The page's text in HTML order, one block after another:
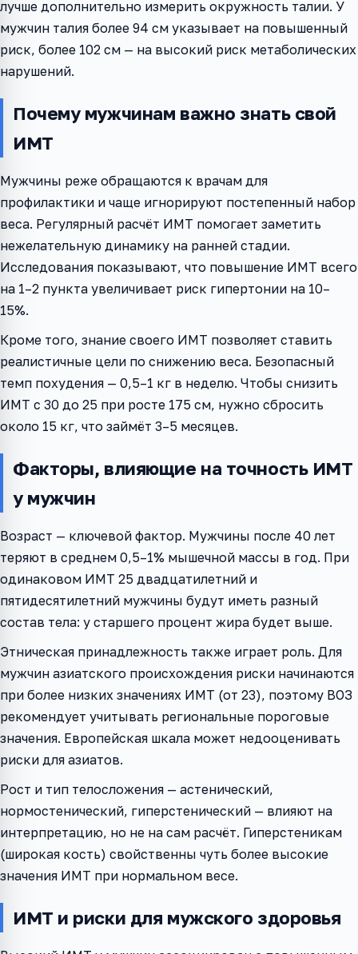
лучше дополнительно измерить окружность талии. У
мужчин талия более 94 см указывает на повышенный
риск, более 102 см — на высокий риск метаболических
нарушений.
Почему мужчинам важно знать свой
ИМТ
Мужчины реже обращаются к врачам для
профилактики и чаще игнорируют постепенный набор
веса. Регулярный расчёт ИМТ помогает заметить
нежелательную динамику на ранней стадии.
Исследования показывают, что повышение ИМТ всего
на 1–2 пункта увеличивает риск гипертонии на 10–
15%.
Кроме того, знание своего ИМТ позволяет ставить
реалистичные цели по снижению веса. Безопасный
темп похудения — 0,5–1 кг в неделю. Чтобы снизить
ИМТ с 30 до 25 при росте 175 см, нужно сбросить
около 15 кг, что займёт 3–5 месяцев.
Факторы, влияющие на точность ИМТ
у мужчин
Возраст — ключевой фактор. Мужчины после 40 лет
теряют в среднем 0,5–1% мышечной массы в год. При
одинаковом ИМТ 25 двадцатилетний и
пятидесятилетний мужчины будут иметь разный
состав тела: у старшего процент жира будет выше.
Этническая принадлежность также играет роль. Для
мужчин азиатского происхождения риски начинаются
при более низких значениях ИМТ (от 23), поэтому ВОЗ
рекомендует учитывать региональные пороговые
значения. Европейская шкала может недооценивать
риски для азиатов.
Рост и тип телосложения — астенический,
нормостенический, гиперстенический — влияют на
интерпретацию, но не на сам расчёт. Гиперстеникам
(широкая кость) свойственны чуть более высокие
значения ИМТ при нормальном весе.
ИМТ и риски для мужского здоровья